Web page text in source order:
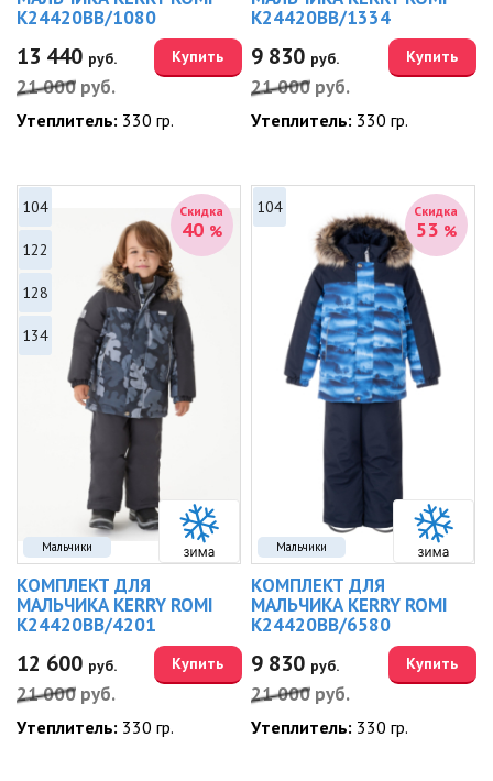
K24420BB/1080
13 440 руб.
21 000 руб.
Купить
Утеплитель: 330 гр.
K24420BB/1334
9 830 руб.
21 000 руб.
Купить
Утеплитель: 330 гр.
Мальчики
Скидка
40 %
104
122
128
134
КОМПЛЕКТ ДЛЯ
МАЛЬЧИКА KERRY ROMI
K24420BB/4201
12 600 руб.
21 000 руб.
Купить
Утеплитель: 330 гр.
Мальчики
Скидка
53 %
104
КОМПЛЕКТ ДЛЯ
МАЛЬЧИКА KERRY ROMI
K24420BB/6580
9 830 руб.
21 000 руб.
Купить
Утеплитель: 330 гр.